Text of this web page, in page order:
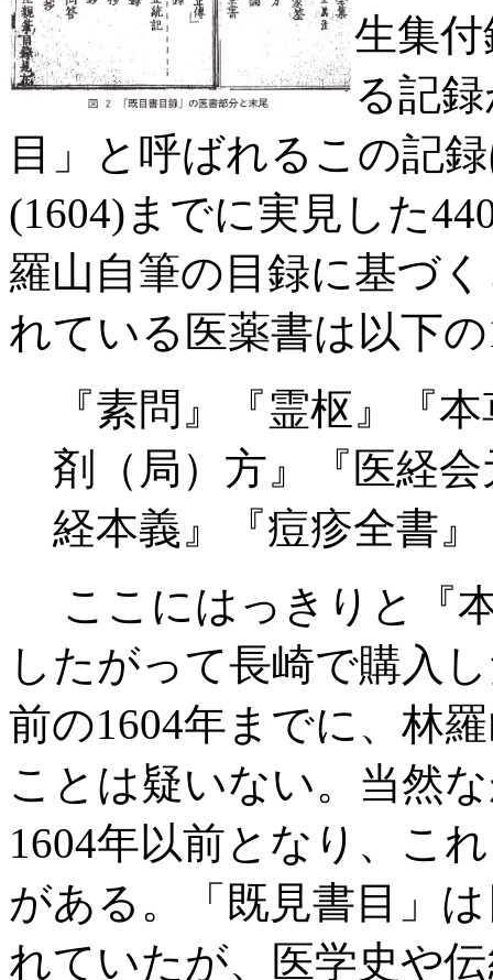
生集
る記
目」と呼ばれるこの記
(1604)までに実見した
羅山自筆の目録に基づ
れている医薬書は以下
『素問』『霊枢』『
剤（局）方』『医経
経本義』『痘疹全書
ここにはっきりと『
したがって長崎で購入
前の1604年までに、林
ことは疑いない。当然
1604年以前となり、こ
がある。「既見書目」
れていたが、医学史や